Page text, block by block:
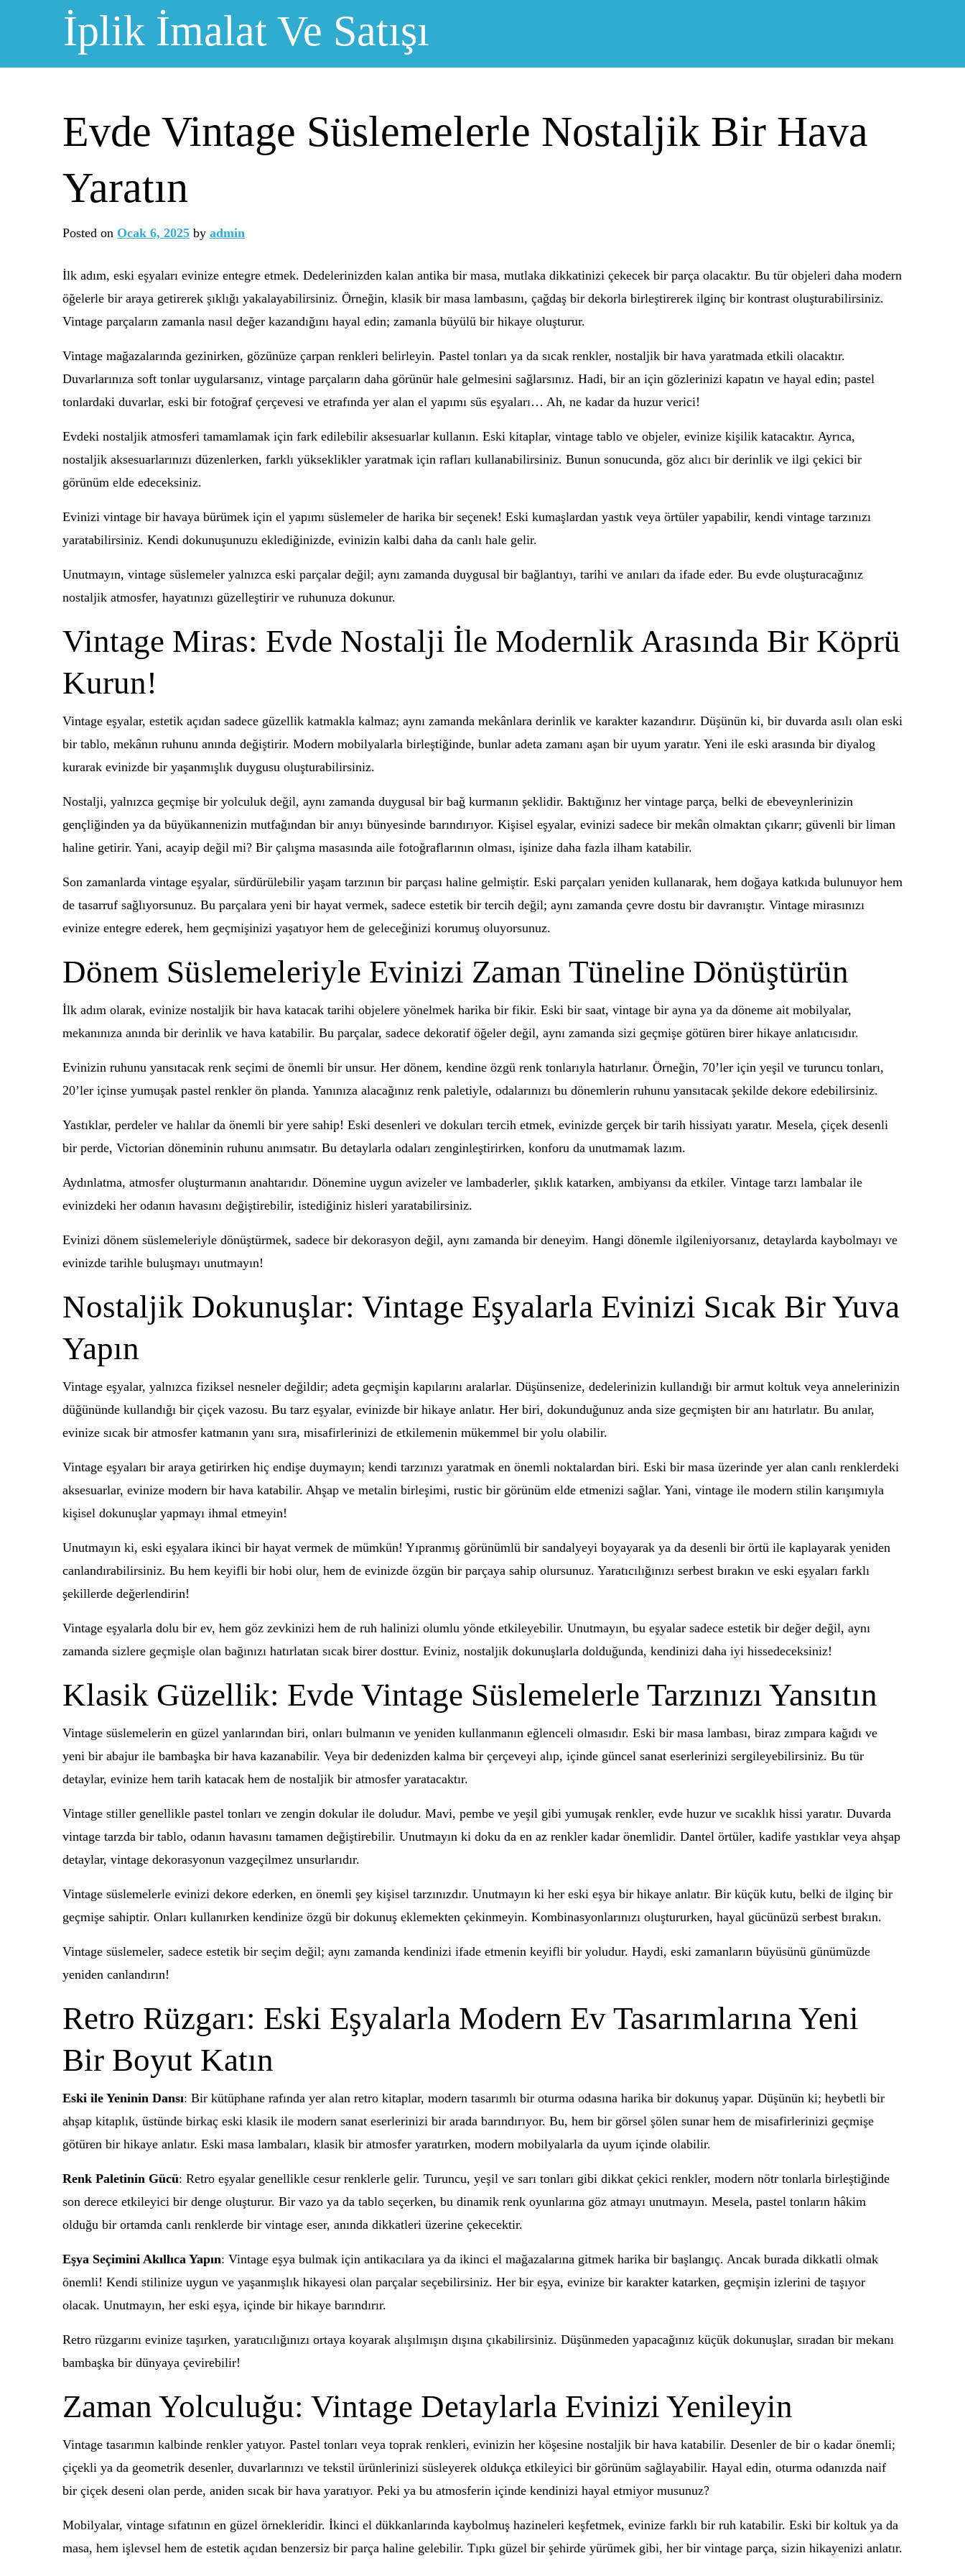
İplik İmalat Ve Satışı
Evde Vintage Süslemelerle Nostaljik Bir Hava
Yaratın
Posted on Ocak 6, 2025 by admin
İlk adım, eski eşyaları evinize entegre etmek. Dedelerinizden kalan antika bir masa, mutlaka dikkatinizi çekecek bir parça olacaktır. Bu tür objeleri daha modern
öğelerle bir araya getirerek şıklığı yakalayabilirsiniz. Örneğin, klasik bir masa lambasını, çağdaş bir dekorla birleştirerek ilginç bir kontrast oluşturabilirsiniz.
Vintage parçaların zamanla nasıl değer kazandığını hayal edin; zamanla büyülü bir hikaye oluşturur.
Vintage mağazalarında gezinirken, gözünüze çarpan renkleri belirleyin. Pastel tonları ya da sıcak renkler, nostaljik bir hava yaratmada etkili olacaktır.
Duvarlarınıza soft tonlar uygularsanız, vintage parçaların daha görünür hale gelmesini sağlarsınız. Hadi, bir an için gözlerinizi kapatın ve hayal edin; pastel
tonlardaki duvarlar, eski bir fotoğraf çerçevesi ve etrafında yer alan el yapımı süs eşyaları… Ah, ne kadar da huzur verici!
Evdeki nostaljik atmosferi tamamlamak için fark edilebilir aksesuarlar kullanın. Eski kitaplar, vintage tablo ve objeler, evinize kişilik katacaktır. Ayrıca,
nostaljik aksesuarlarınızı düzenlerken, farklı yükseklikler yaratmak için rafları kullanabilirsiniz. Bunun sonucunda, göz alıcı bir derinlik ve ilgi çekici bir
görünüm elde edeceksiniz.
Evinizi vintage bir havaya bürümek için el yapımı süslemeler de harika bir seçenek! Eski kumaşlardan yastık veya örtüler yapabilir, kendi vintage tarzınızı
yaratabilirsiniz. Kendi dokunuşunuzu eklediğinizde, evinizin kalbi daha da canlı hale gelir.
Unutmayın, vintage süslemeler yalnızca eski parçalar değil; aynı zamanda duygusal bir bağlantıyı, tarihi ve anıları da ifade eder. Bu evde oluşturacağınız
nostaljik atmosfer, hayatınızı güzelleştirir ve ruhunuza dokunur.
Vintage Miras: Evde Nostalji İle Modernlik Arasında Bir Köprü
Kurun!
Vintage eşyalar, estetik açıdan sadece güzellik katmakla kalmaz; aynı zamanda mekânlara derinlik ve karakter kazandırır. Düşünün ki, bir duvarda asılı olan eski
bir tablo, mekânın ruhunu anında değiştirir. Modern mobilyalarla birleştiğinde, bunlar adeta zamanı aşan bir uyum yaratır. Yeni ile eski arasında bir diyalog
kurarak evinizde bir yaşanmışlık duygusu oluşturabilirsiniz.
Nostalji, yalnızca geçmişe bir yolculuk değil, aynı zamanda duygusal bir bağ kurmanın şeklidir. Baktığınız her vintage parça, belki de ebeveynlerinizin
gençliğinden ya da büyükannenizin mutfağından bir anıyı bünyesinde barındırıyor. Kişisel eşyalar, evinizi sadece bir mekân olmaktan çıkarır; güvenli bir liman
haline getirir. Yani, acayip değil mi? Bir çalışma masasında aile fotoğraflarının olması, işinize daha fazla ilham katabilir.
Son zamanlarda vintage eşyalar, sürdürülebilir yaşam tarzının bir parçası haline gelmiştir. Eski parçaları yeniden kullanarak, hem doğaya katkıda bulunuyor hem
de tasarruf sağlıyorsunuz. Bu parçalara yeni bir hayat vermek, sadece estetik bir tercih değil; aynı zamanda çevre dostu bir davranıştır. Vintage mirasınızı
evinize entegre ederek, hem geçmişinizi yaşatıyor hem de geleceğinizi korumuş oluyorsunuz.
Dönem Süslemeleriyle Evinizi Zaman Tüneline Dönüştürün
İlk adım olarak, evinize nostaljik bir hava katacak tarihi objelere yönelmek harika bir fikir. Eski bir saat, vintage bir ayna ya da döneme ait mobilyalar,
mekanınıza anında bir derinlik ve hava katabilir. Bu parçalar, sadece dekoratif öğeler değil, aynı zamanda sizi geçmişe götüren birer hikaye anlatıcısıdır.
Evinizin ruhunu yansıtacak renk seçimi de önemli bir unsur. Her dönem, kendine özgü renk tonlarıyla hatırlanır. Örneğin, 70’ler için yeşil ve turuncu tonları,
20’ler içinse yumuşak pastel renkler ön planda. Yanınıza alacağınız renk paletiyle, odalarınızı bu dönemlerin ruhunu yansıtacak şekilde dekore edebilirsiniz.
Yastıklar, perdeler ve halılar da önemli bir yere sahip! Eski desenleri ve dokuları tercih etmek, evinizde gerçek bir tarih hissiyatı yaratır. Mesela, çiçek desenli
bir perde, Victorian döneminin ruhunu anımsatır. Bu detaylarla odaları zenginleştirirken, konforu da unutmamak lazım.
Aydınlatma, atmosfer oluşturmanın anahtarıdır. Dönemine uygun avizeler ve lambaderler, şıklık katarken, ambiyansı da etkiler. Vintage tarzı lambalar ile
evinizdeki her odanın havasını değiştirebilir, istediğiniz hisleri yaratabilirsiniz.
Evinizi dönem süslemeleriyle dönüştürmek, sadece bir dekorasyon değil, aynı zamanda bir deneyim. Hangi dönemle ilgileniyorsanız, detaylarda kaybolmayı ve
evinizde tarihle buluşmayı unutmayın!
Nostaljik Dokunuşlar: Vintage Eşyalarla Evinizi Sıcak Bir Yuva
Yapın
Vintage eşyalar, yalnızca fiziksel nesneler değildir; adeta geçmişin kapılarını aralarlar. Düşünsenize, dedelerinizin kullandığı bir armut koltuk veya annelerinizin
düğününde kullandığı bir çiçek vazosu. Bu tarz eşyalar, evinizde bir hikaye anlatır. Her biri, dokunduğunuz anda size geçmişten bir anı hatırlatır. Bu anılar,
evinize sıcak bir atmosfer katmanın yanı sıra, misafirlerinizi de etkilemenin mükemmel bir yolu olabilir.
Vintage eşyaları bir araya getirirken hiç endişe duymayın; kendi tarzınızı yaratmak en önemli noktalardan biri. Eski bir masa üzerinde yer alan canlı renklerdeki
aksesuarlar, evinize modern bir hava katabilir. Ahşap ve metalin birleşimi, rustic bir görünüm elde etmenizi sağlar. Yani, vintage ile modern stilin karışımıyla
kişisel dokunuşlar yapmayı ihmal etmeyin!
Unutmayın ki, eski eşyalara ikinci bir hayat vermek de mümkün! Yıpranmış görünümlü bir sandalyeyi boyayarak ya da desenli bir örtü ile kaplayarak yeniden
canlandırabilirsiniz. Bu hem keyifli bir hobi olur, hem de evinizde özgün bir parçaya sahip olursunuz. Yaratıcılığınızı serbest bırakın ve eski eşyaları farklı
şekillerde değerlendirin!
Vintage eşyalarla dolu bir ev, hem göz zevkinizi hem de ruh halinizi olumlu yönde etkileyebilir. Unutmayın, bu eşyalar sadece estetik bir değer değil, aynı
zamanda sizlere geçmişle olan bağınızı hatırlatan sıcak birer dosttur. Eviniz, nostaljik dokunuşlarla dolduğunda, kendinizi daha iyi hissedeceksiniz!
Klasik Güzellik: Evde Vintage Süslemelerle Tarzınızı Yansıtın
Vintage süslemelerin en güzel yanlarından biri, onları bulmanın ve yeniden kullanmanın eğlenceli olmasıdır. Eski bir masa lambası, biraz zımpara kağıdı ve
yeni bir abajur ile bambaşka bir hava kazanabilir. Veya bir dedenizden kalma bir çerçeveyi alıp, içinde güncel sanat eserlerinizi sergileyebilirsiniz. Bu tür
detaylar, evinize hem tarih katacak hem de nostaljik bir atmosfer yaratacaktır.
Vintage stiller genellikle pastel tonları ve zengin dokular ile doludur. Mavi, pembe ve yeşil gibi yumuşak renkler, evde huzur ve sıcaklık hissi yaratır. Duvarda
vintage tarzda bir tablo, odanın havasını tamamen değiştirebilir. Unutmayın ki doku da en az renkler kadar önemlidir. Dantel örtüler, kadife yastıklar veya ahşap
detaylar, vintage dekorasyonun vazgeçilmez unsurlarıdır.
Vintage süslemelerle evinizi dekore ederken, en önemli şey kişisel tarzınızdır. Unutmayın ki her eski eşya bir hikaye anlatır. Bir küçük kutu, belki de ilginç bir
geçmişe sahiptir. Onları kullanırken kendinize özgü bir dokunuş eklemekten çekinmeyin. Kombinasyonlarınızı oluştururken, hayal gücünüzü serbest bırakın.
Vintage süslemeler, sadece estetik bir seçim değil; aynı zamanda kendinizi ifade etmenin keyifli bir yoludur. Haydi, eski zamanların büyüsünü günümüzde
yeniden canlandırın!
Retro Rüzgarı: Eski Eşyalarla Modern Ev Tasarımlarına Yeni
Bir Boyut Katın
Eski ile Yeninin Dansı: Bir kütüphane rafında yer alan retro kitaplar, modern tasarımlı bir oturma odasına harika bir dokunuş yapar. Düşünün ki; heybetli bir
ahşap kitaplık, üstünde birkaç eski klasik ile modern sanat eserlerinizi bir arada barındırıyor. Bu, hem bir görsel şölen sunar hem de misafirlerinizi geçmişe
götüren bir hikaye anlatır. Eski masa lambaları, klasik bir atmosfer yaratırken, modern mobilyalarla da uyum içinde olabilir.
Renk Paletinin Gücü: Retro eşyalar genellikle cesur renklerle gelir. Turuncu, yeşil ve sarı tonları gibi dikkat çekici renkler, modern nötr tonlarla birleştiğinde
son derece etkileyici bir denge oluşturur. Bir vazo ya da tablo seçerken, bu dinamik renk oyunlarına göz atmayı unutmayın. Mesela, pastel tonların hâkim
olduğu bir ortamda canlı renklerde bir vintage eser, anında dikkatleri üzerine çekecektir.
Eşya Seçimini Akıllıca Yapın: Vintage eşya bulmak için antikacılara ya da ikinci el mağazalarına gitmek harika bir başlangıç. Ancak burada dikkatli olmak
önemli! Kendi stilinize uygun ve yaşanmışlık hikayesi olan parçalar seçebilirsiniz. Her bir eşya, evinize bir karakter katarken, geçmişin izlerini de taşıyor
olacak. Unutmayın, her eski eşya, içinde bir hikaye barındırır.
Retro rüzgarını evinize taşırken, yaratıcılığınızı ortaya koyarak alışılmışın dışına çıkabilirsiniz. Düşünmeden yapacağınız küçük dokunuşlar, sıradan bir mekanı
bambaşka bir dünyaya çevirebilir!
Zaman Yolculuğu: Vintage Detaylarla Evinizi Yenileyin
Vintage tasarımın kalbinde renkler yatıyor. Pastel tonları veya toprak renkleri, evinizin her köşesine nostaljik bir hava katabilir. Desenler de bir o kadar önemli;
çiçekli ya da geometrik desenler, duvarlarınızı ve tekstil ürünlerinizi süsleyerek oldukça etkileyici bir görünüm sağlayabilir. Hayal edin, oturma odanızda naif
bir çiçek deseni olan perde, aniden sıcak bir hava yaratıyor. Peki ya bu atmosferin içinde kendinizi hayal etmiyor musunuz?
Mobilyalar, vintage sıfatının en güzel örnekleridir. İkinci el dükkanlarında kaybolmuş hazineleri keşfetmek, evinize farklı bir ruh katabilir. Eski bir koltuk ya da
masa, hem işlevsel hem de estetik açıdan benzersiz bir parça haline gelebilir. Tıpkı güzel bir şehirde yürümek gibi, her bir vintage parça, sizin hikayenizi anlatır.